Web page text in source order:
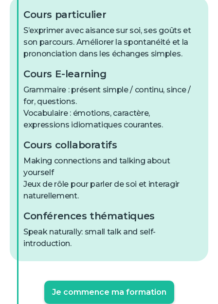
Cours particulier
S’exprimer avec aisance sur soi, ses goûts et
son parcours. Améliorer la spontanéité et la
prononciation dans les échanges simples.
Cours E-learning
Grammaire : présent simple / continu, since /
for, questions.
Vocabulaire : émotions, caractère,
expressions idiomatiques courantes.
Cours collaboratifs
Making connections and talking about
yourself
Jeux de rôle pour parler de soi et interagir
naturellement.
Conférences thématiques
Speak naturally: small talk and self-
introduction.
Je commence ma formation